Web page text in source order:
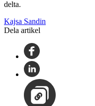
delta.
Kajsa Sandin
Dela artikel